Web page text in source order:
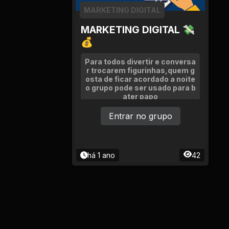
Comida e Culinária
Construção e
Cultura e Eventos
Promoções
MARKETING DIGITAL 💸
💰
MARKETING DIGITAL
Para todos divertir e conversa
r trocarem figurinhas,quem g
osta de ficar acordado a noite
o grupo pode ser usado para b
ater papo
há 1 ano 42
Entrar no grupo